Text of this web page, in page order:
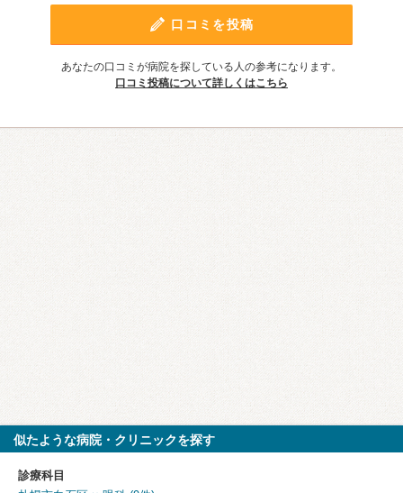
口コミを投稿
あなたの口コミが病院を探している人の参考になります。
口コミ投稿について詳しくはこちら
似たような病院・クリニックを探す
診療科目